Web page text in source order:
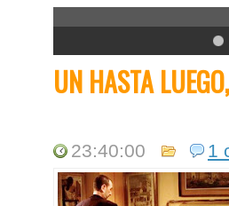
Acércate un poco más a los
UN HASTA
23:40:00 1